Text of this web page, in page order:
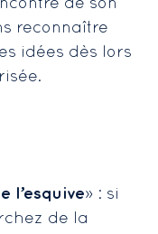
de son
reconnaître
idées dès lors
l’esquive» : si
de la